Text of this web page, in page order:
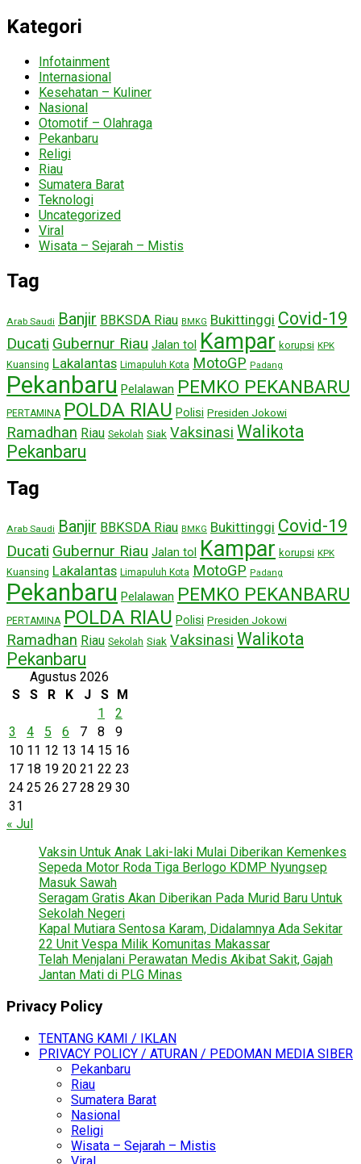
Kategori
Infotainment
Internasional
Kesehatan – Kuliner
Nasional
Otomotif – Olahraga
Pekanbaru
Religi
Riau
Sumatera Barat
Teknologi
Uncategorized
Viral
Wisata – Sejarah – Mistis
Tag
Arab Saudi Banjir BBKSDA Riau BMKG Bukittinggi Covid-19
Ducati Gubernur Riau Jalan tol Kampar korupsi KPK
Kuansing Lakalantas Limapuluh Kota MotoGP Padang
Pekanbaru Pelalawan PEMKO PEKANBARU
PERTAMINA POLDA RIAU Polisi Presiden Jokowi
Ramadhan Riau Sekolah Siak Vaksinasi Walikota
Pekanbaru
Tag
Arab Saudi Banjir BBKSDA Riau BMKG Bukittinggi Covid-19
Ducati Gubernur Riau Jalan tol Kampar korupsi KPK
Kuansing Lakalantas Limapuluh Kota MotoGP Padang
Pekanbaru Pelalawan PEMKO PEKANBARU
PERTAMINA POLDA RIAU Polisi Presiden Jokowi
Ramadhan Riau Sekolah Siak Vaksinasi Walikota
Pekanbaru
Agustus 2026
S
S R K J S
M
1
2
3
4 5 6 7 8
9
10 11 12 13 14 15 16
17 18 19 20 21 22 23
24 25 26 27 28 29 30
31
« Jul
Vaksin Untuk Anak Laki-laki Mulai Diberikan Kemenkes
Sepeda Motor Roda Tiga Berlogo KDMP Nyungsep
Masuk Sawah
Seragam Gratis Akan Diberikan Pada Murid Baru Untuk
Sekolah Negeri
Kapal Mutiara Sentosa Karam, Didalamnya Ada Sekitar
22 Unit Vespa Milik Komunitas Makassar
Telah Menjalani Perawatan Medis Akibat Sakit, Gajah
Jantan Mati di PLG Minas
Privacy Policy
TENTANG KAMI / IKLAN
PRIVACY POLICY / ATURAN / PEDOMAN MEDIA SIBER
Pekanbaru
Riau
Sumatera Barat
Nasional
Religi
Wisata – Sejarah – Mistis